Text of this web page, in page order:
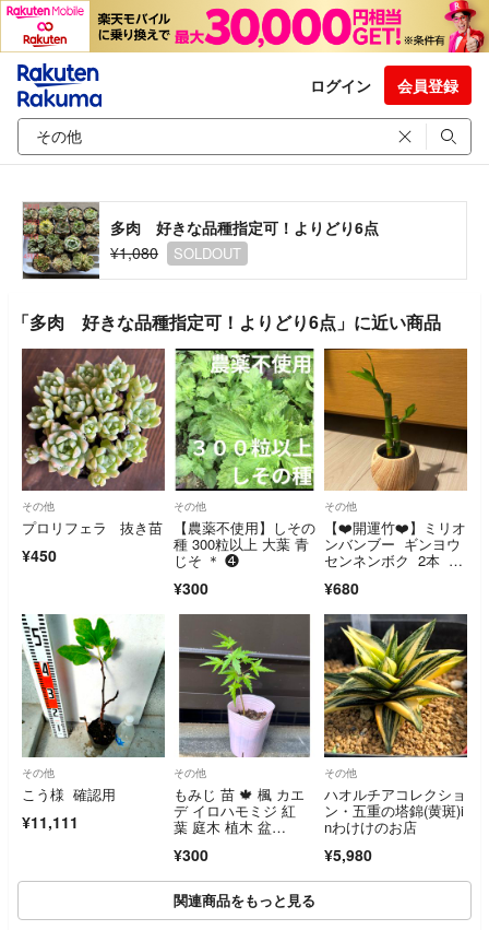
ログイン 会員登録
多肉 好きな品種指定可！よりどり6点
¥1,080
SOLDOUT
「多肉 好きな品種指定可！よりどり6点」に近い商品
その他
プロリフェラ 抜き苗
¥450
その他
【農薬不使用】しその
種 300粒以上 大葉 青
じそ ＊ ❹
¥300
その他
【❤️開運竹❤️】ミリオ
ンバンブー ギンヨウ
センネンボク 2本 ポ
¥680
その他
こう様 確認用
¥11,111
その他
もみじ 苗 🍁 楓 カエ
デ イロハモミジ 紅
葉 庭木 植木 盆
¥300
その他
ハオルチアコレクショ
ン・五重の塔錦(黄斑)i
nわけけのお店
¥5,980
関連商品をもっと見る